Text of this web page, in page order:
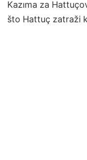
Kazıma za
što Hattuç zatraži